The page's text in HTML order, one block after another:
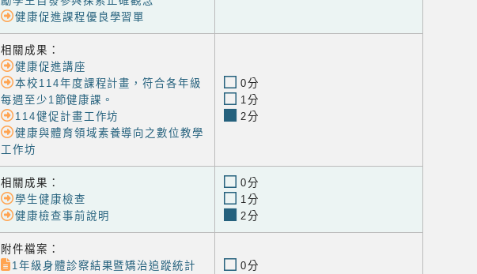
健康促進課程優良學習單
相關成果：
健康促進講座
本校114年度課程計畫，符合各年級
每週至少1節健康課。
114健促計畫工作坊
健康與體育領域素養導向之數位教學
工作坊
0分
1分
2分
相關成果：
學生健康檢查
健康檢查事前說明
0分
1分
2分
附件檔案：
1年級身體診察結果暨矯治追蹤統計
0分